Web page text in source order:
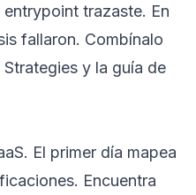
trazaste. En
fallaron. Combínalo
y la guía de
El primer día mapea
Encuentra